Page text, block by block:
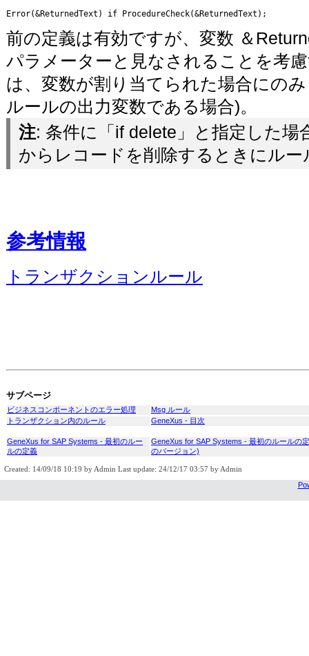
Error(&ReturnedText) if ProcedureCheck(&ReturnedText);
前の定義は有効ですが、変数 ＆
パラメーターと見なされることを考
は、変数が割り当てられた場合にの
ルールの出力変数である場合)。
注: 条件に「if delete」と指定した
からレコードを削除するときにル
参考情報
トランザクションルール
サブページ
ビジネスコンポーネントのエラー処理
Msg ルール
トランザクション内のルール
GeneXus - 目次
GeneXus for SAP Systems - 最初のルー
ルの定義
GeneXus for SAP Systems - 最初のルールの
のバージョン)
Created: 14/09/18 10:19 by Admin Last update: 24/12/17 03:57 by Admin